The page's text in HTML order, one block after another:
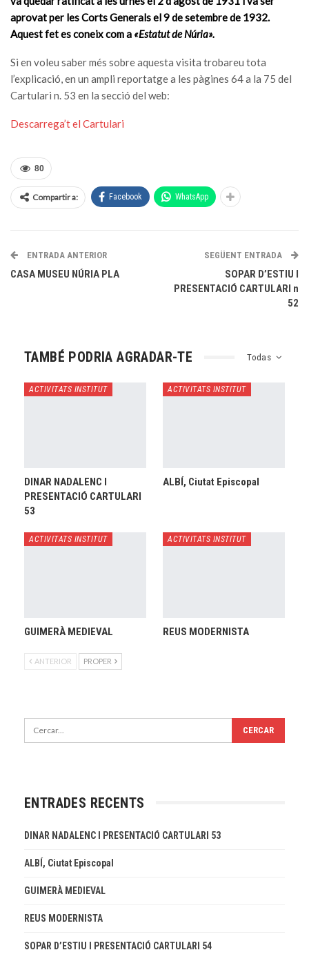
aprovat per les Corts Generals el 9 de setembre de 1932.
Aquest fet es coneix com a «Estatut de Núria».
Si en voleu saber més sobre aquesta visita trobareu tota
l’explicació, en un ampli reportatge a les pàgines 64 a la 75 del
Cartulari n. 53 en la secció del web:
Descarrega’t el Cartulari
80
Compartir a: Facebook WhatsApp
ENTRADA ANTERIOR
CASA MUSEU NÚRIA PLA
SEGÜENT ENTRADA
SOPAR D’ESTIU I
PRESENTACIÓ CARTULARI n
52
Todas
TAMBÉ PODRIA AGRADAR-TE
ACTIVITATS INSTITUT
DINAR NADALENC I
PRESENTACIÓ CARTULARI
53
ACTIVITATS INSTITUT
ALBÍ, Ciutat Episcopal
ACTIVITATS INSTITUT
GUIMERÀ MEDIEVAL
ACTIVITATS INSTITUT
REUS MODERNISTA
ANTERIOR PROPER
ENTRADES RECENTS
DINAR NADALENC I PRESENTACIÓ CARTULARI 53
ALBÍ, Ciutat Episcopal
GUIMERÀ MEDIEVAL
REUS MODERNISTA
SOPAR D’ESTIU I PRESENTACIÓ CARTULARI 54